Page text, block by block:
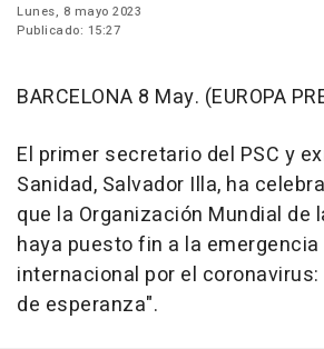
Lunes, 8 mayo 2023
Publicado: 15:27
BARCELONA 8 May. (EUROPA
El primer secretario del PSC y
Sanidad, Salvador Illa, ha
que la Organización Mundial de
haya puesto fin a la
internacional por el
de esperanza".